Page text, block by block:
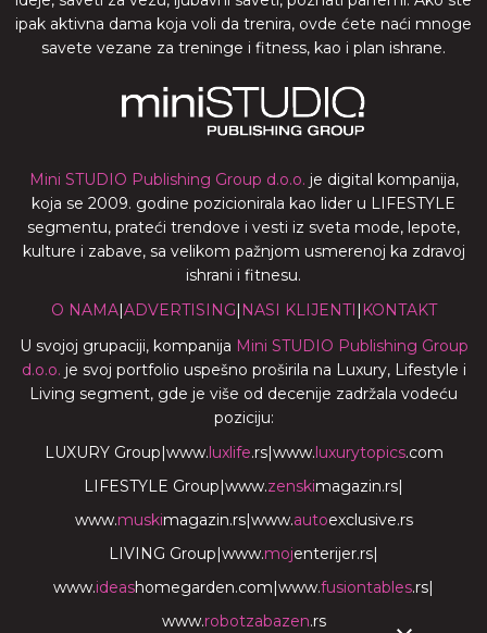
ipak aktivna dama koja voli da trenira, ovde ćete naći mnoge
savete vezane za treninge i fitness, kao i plan ishrane.
Mini STUDIO Publishing Group d.o.o. je digital kompanija,
koja se 2009. godine pozicionirala kao lider u LIFESTYLE
segmentu, prateći trendove i vesti iz sveta mode, lepote,
kulture i zabave, sa velikom pažnjom usmerenoj ka zdravoj
ishrani i fitnesu.
O NAMA|ADVERTISING| NASI KLIJENTI | KONTAKT
U svojoj grupaciji, kompanija Mini STUDIO Publishing Group
d.o.o. je svoj portfolio uspešno proširila na Luxury, Lifestyle i
Living segment, gde je više od decenije zadržala vodeću
poziciju:
LUXURY Group|www.luxlife.rs|www.luxurytopics.com
LIFESTYLE Group|www.zenskimagazin.rs|
www.muskimagazin.rs|www.autoexclusive.rs
LIVING Group|www.mojenterijer.rs|
www.ideashomegarden.com|www.fusiontables.rs|
www.robotzabazen.rs